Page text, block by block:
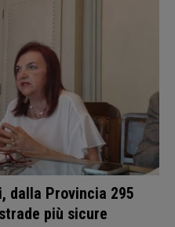
dalla Provincia 295
più sicure